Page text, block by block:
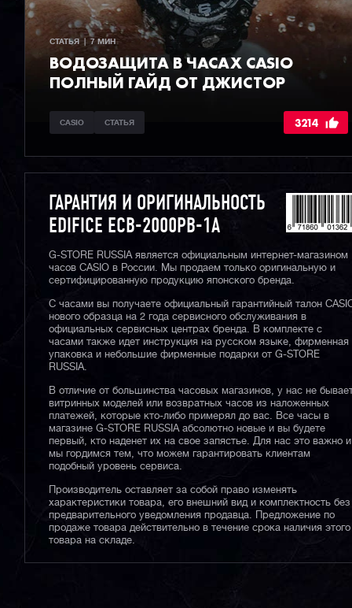
СТАТЬЯ  |  7 МИН
ВОДОЗАЩИТА В ЧАСАХ CASIO
ПОЛНЫЙ ГАЙД ОТ ДЖИСТОР
CASIO СТАТЬЯ 3214
ГАРАНТИЯ И ОРИГИНАЛЬНОСТЬ
EDIFICE ECB-2000PB-1A
G-STORE RUSSIA является официальным интернет-магазином
часов CASIO в России. Мы продаем только оригинальную и
сертифицированную продукцию японского бренда.
С часами вы получаете официальный гарантийный талон
нового образца на 2 года сервисного обслуживания в
официальных сервисных центрах бренда. В комплекте с
часами также идет инструкция на русском языке, фирменная
упаковка и небольшие фирменные подарки от G-STORE
RUSSIA.
В отличие от большинства часовых магазинов, у нас не
витринных моделей или возвратных часов из наложенных
платежей, которые кто-либо примерял до вас. Все часы в
магазине G-STORE RUSSIA абсолютно новые и вы будете
первый, кто наденет их на свое запястье. Для нас это важно и
мы гордимся тем, что можем гарантировать клиентам
подобный уровень сервиса.
Производитель оставляет за собой право изменять
характеристики товара, его внешний вид и комплектность без
предварительного уведомления продавца. Предложение по
продаже товара действительно в течение срока наличия этого
товара на складе.